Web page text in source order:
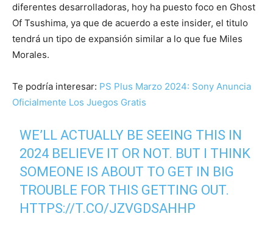
diferentes desarrolladoras, hoy ha puesto foco en Ghost
Of Tsushima, ya que de acuerdo a este insider, el titulo
tendrá un tipo de expansión similar a lo que fue Miles
Morales.
Te podría interesar: PS Plus Marzo 2024: Sony Anuncia
Oficialmente Los Juegos Gratis
WE’LL ACTUALLY BE SEEING THIS IN
2024 BELIEVE IT OR NOT. BUT I THINK
SOMEONE IS ABOUT TO GET IN BIG
TROUBLE FOR THIS GETTING OUT.
HTTPS://T.CO/JZVGDSAHHP